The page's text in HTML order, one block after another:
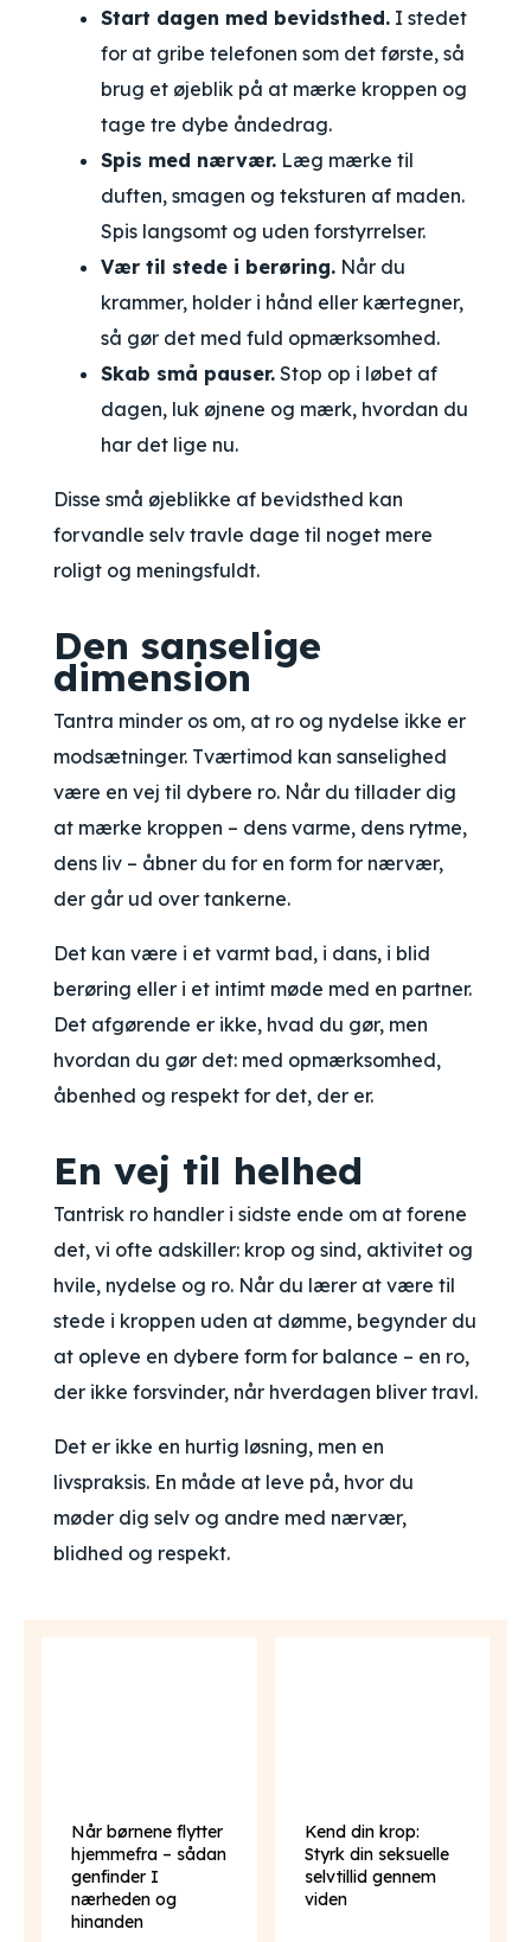
Start dagen med bevidsthed. I stedet
for at gribe telefonen som det første, så
brug et øjeblik på at mærke kroppen og
tage tre dybe åndedrag.
Spis med nærvær. Læg mærke til
duften, smagen og teksturen af maden.
Spis langsomt og uden forstyrrelser.
Vær til stede i berøring. Når du
krammer, holder i hånd eller kærtegner,
så gør det med fuld opmærksomhed.
Skab små pauser. Stop op i løbet af
dagen, luk øjnene og mærk, hvordan du
har det lige nu.
Disse små øjeblikke af bevidsthed kan
forvandle selv travle dage til noget mere
roligt og meningsfuldt.
Den sanselige
dimension
Tantra minder os om, at ro og nydelse ikke er
modsætninger. Tværtimod kan sanselighed
være en vej til dybere ro. Når du tillader dig
at mærke kroppen – dens varme, dens rytme,
dens liv – åbner du for en form for nærvær,
der går ud over tankerne.
Det kan være i et varmt bad, i dans, i blid
berøring eller i et intimt møde med en partner.
Det afgørende er ikke, hvad du gør, men
hvordan du gør det: med opmærksomhed,
åbenhed og respekt for det, der er.
En vej til helhed
Tantrisk ro handler i sidste ende om at forene
det, vi ofte adskiller: krop og sind, aktivitet og
hvile, nydelse og ro. Når du lærer at være til
stede i kroppen uden at dømme, begynder du
at opleve en dybere form for balance – en ro,
der ikke forsvinder, når hverdagen bliver travl.
Det er ikke en hurtig løsning, men en
livspraksis. En måde at leve på, hvor du
møder dig selv og andre med nærvær,
blidhed og respekt.
Når børnene flytter
hjemmefra – sådan
genfinder I
nærheden og
hinanden
Kend din krop:
Styrk din seksuelle
selvtillid gennem
viden